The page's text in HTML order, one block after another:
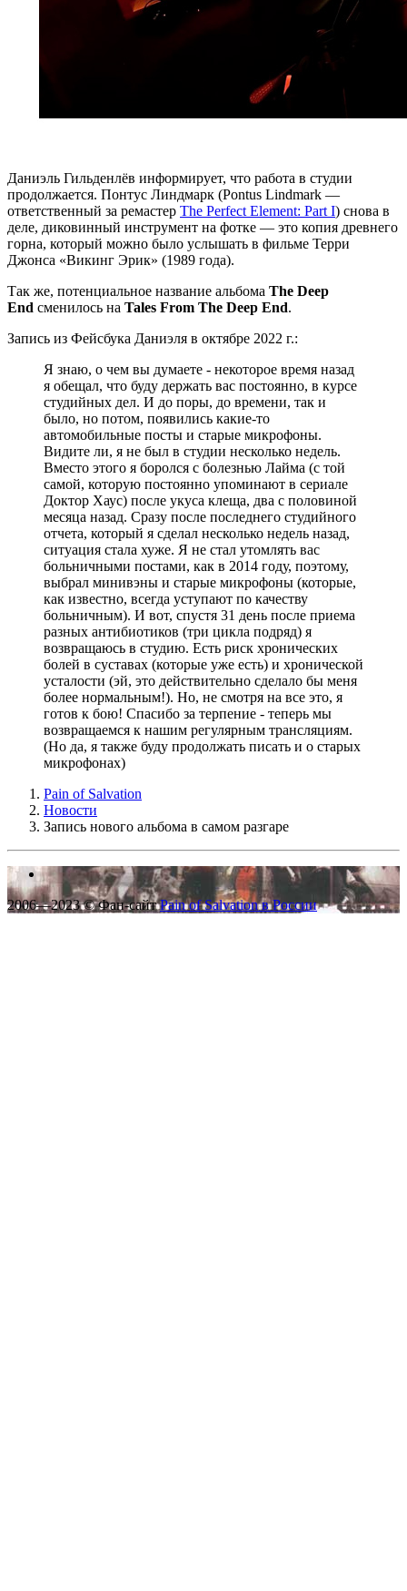
Даниэль Гильденлёв информирует, что работа в студии
продолжается. Понтус Линдмарк (Pontus Lindmark —
ответственный за ремастер The Perfect Element: Part I) снова в
деле, диковинный инструмент на фотке — это копия древнего
горна, который можно было услышать в фильме Терри
Джонса «Викинг Эрик» (1989 года).
Так же, потенциальное название альбома The Deep
End сменилось на Tales From The Deep End.
Запись из Фейсбука Даниэля в октябре 2022 г.:
Я знаю, о чем вы думаете - некоторое время назад
я обещал, что буду держать вас постоянно, в курсе
студийных дел. И до поры, до времени, так и
было, но потом, появились какие-то
автомобильные посты и старые микрофоны.
Видите ли, я не был в студии несколько недель.
Вместо этого я боролся с болезнью Лайма (с той
самой, которую постоянно упоминают в сериале
Доктор Хаус) после укуса клеща, два с половиной
месяца назад. Сразу после последнего студийного
отчета, который я сделал несколько недель назад,
ситуация стала хуже. Я не стал утомлять вас
больничными постами, как в 2014 году, поэтому,
выбрал минивэны и старые микрофоны (которые,
как известно, всегда уступают по качеству
больничным). И вот, спустя 31 день после приема
разных антибиотиков (три цикла подряд) я
возвращаюсь в студию. Есть риск хронических
болей в суставах (которые уже есть) и хронической
усталости (эй, это действительно сделало бы меня
более нормальным!). Но, не смотря на все это, я
готов к бою! Спасибо за терпение - теперь мы
возвращаемся к нашим регулярным трансляциям.
(Но да, я также буду продолжать писать и о старых
микрофонах)
Pain of Salvation
Новости
Запись нового альбома в самом разгаре
2006—2023 © Фан-сайтPain of Salvation в России